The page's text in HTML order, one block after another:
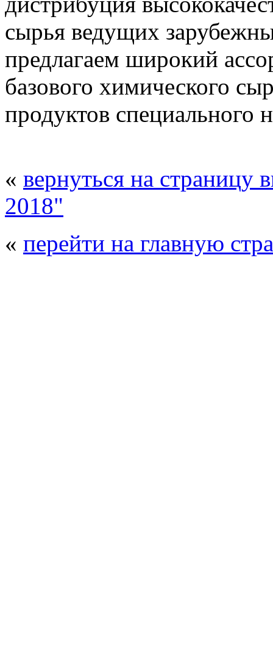
сырья ведущих
предлагаем широкий
базового химического
продуктов специального
« вернуться на страницу
2018"
« перейти на главную